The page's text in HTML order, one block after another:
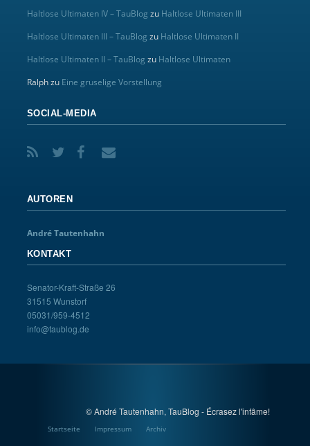
Haltlose Ultimaten IV – TauBlog zu Haltlose Ultimaten III
Haltlose Ultimaten III – TauBlog zu Haltlose Ultimaten II
Haltlose Ultimaten II – TauBlog zu Haltlose Ultimaten
Ralphzu Eine gruselige Vorstellung
SOCIAL-MEDIA
AUTOREN
André Tautenhahn
KONTAKT
Senator-Kraft-Straße 26
31515 Wunstorf
05031/959-4512
info@taublog.de
© André Tautenhahn, TauBlog - Écrasez l'infâme!
Startseite Impressum Archiv